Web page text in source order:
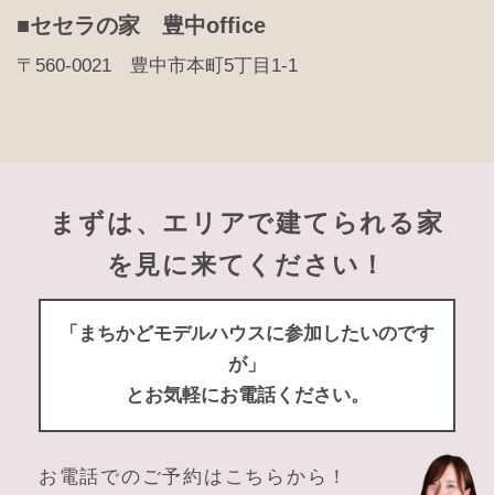
■セセラの家 豊中office
〒560-0021 豊中市本町5丁目1-1
まずは、エリアで建てられる家
を見に来てください！
「まちかどモデルハウスに参加したいのです
が」
とお気軽にお電話ください。
お電話でのご予約はこちらから！